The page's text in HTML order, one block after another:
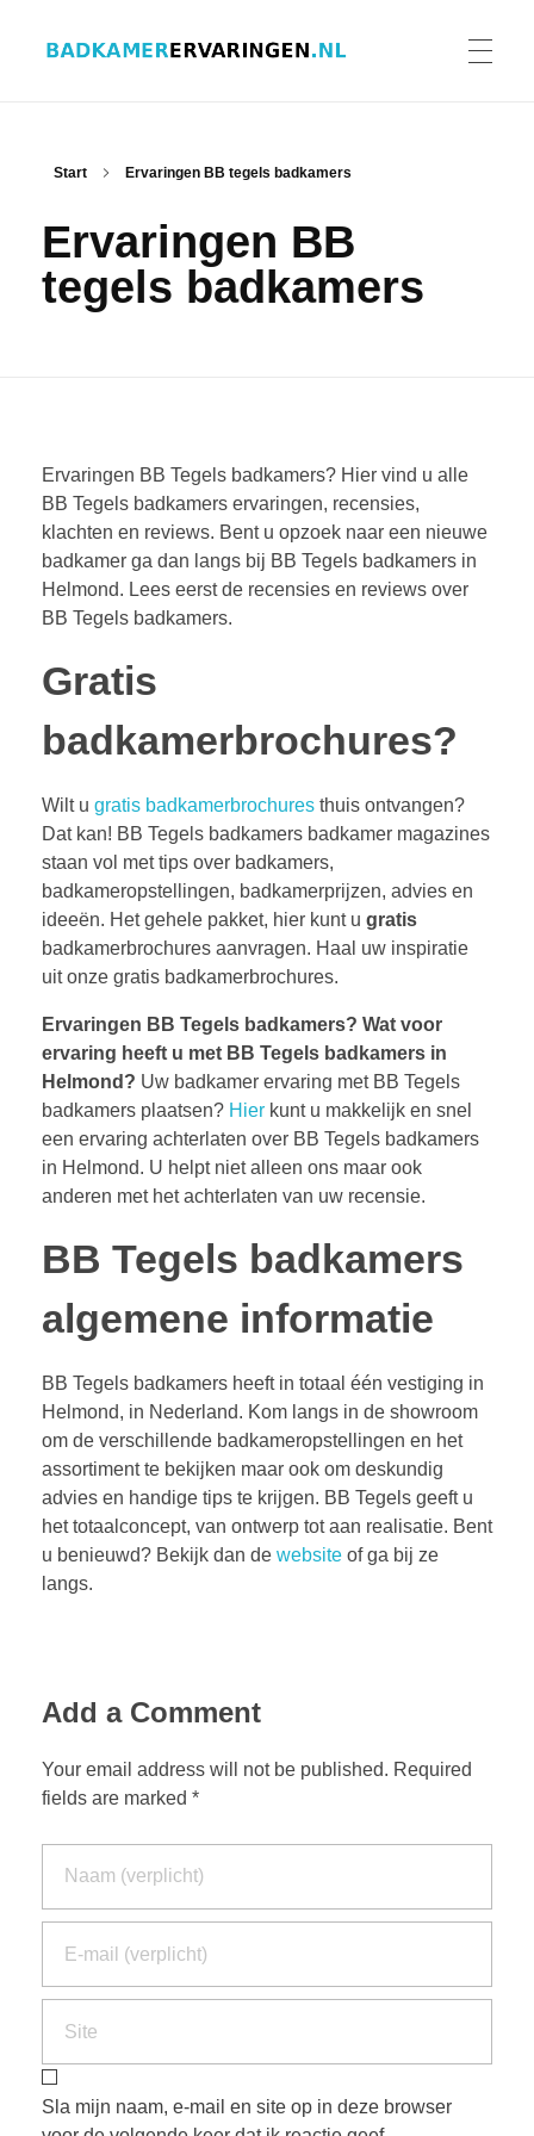
ERVARINGEN BADKAMERS
CONTACT
Start Ervaringen BB tegels badkamers
Ervaringen BB
tegels badkamers
Ervaringen BB Tegels badkamers? Hier vind u alle
BB Tegels badkamers ervaringen, recensies,
klachten en reviews. Bent u opzoek naar een nieuwe
badkamer ga dan langs bij BB Tegels badkamers in
Helmond. Lees eerst de recensies en reviews over
BB Tegels badkamers.
Gratis
badkamerbrochures?
Wilt u gratis badkamerbrochures thuis ontvangen?
Dat kan! BB Tegels badkamers badkamer magazines
staan vol met tips over badkamers,
badkameropstellingen, badkamerprijzen, advies en
ideeën. Het gehele pakket, hier kunt u gratis
badkamerbrochures aanvragen. Haal uw inspiratie
uit onze gratis badkamerbrochures.
Ervaringen BB Tegels badkamers? Wat voor
ervaring heeft u met BB Tegels badkamers in
Helmond? Uw badkamer ervaring met BB Tegels
badkamers plaatsen? Hier kunt u makkelijk en snel
een ervaring achterlaten over BB Tegels badkamers
in Helmond. U helpt niet alleen ons maar ook
anderen met het achterlaten van uw recensie.
BB Tegels badkamers
algemene informatie
BB Tegels badkamers heeft in totaal één vestiging in
Helmond, in Nederland. Kom langs in de showroom
om de verschillende badkameropstellingen en het
assortiment te bekijken maar ook om deskundig
advies en handige tips te krijgen. BB Tegels geeft u
het totaalconcept, van ontwerp tot aan realisatie. Bent
u benieuwd? Bekijk dan de website of ga bij ze
langs.
Add a Comment
Your email address will not be published. Required
fields are marked *
Sla mijn naam, e-mail en site op in deze browser